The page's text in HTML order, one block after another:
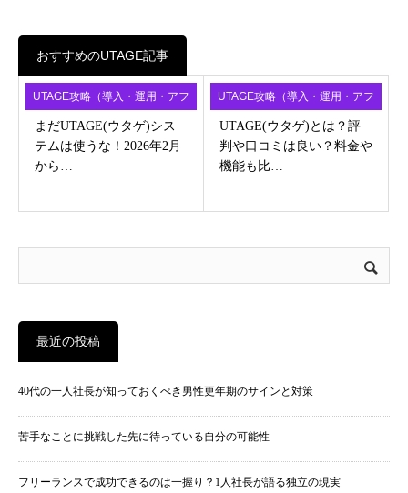
おすすめのUTAGE記事
UTAGE攻略（導入・運用・アフ
ィ）
まだUTAGE(ウタゲ)シス
テムは使うな！2026年2月
から…
UTAGE攻略（導入・運用・アフ
ィ）
UTAGE(ウタゲ)とは？評
判や口コミは良い？料金や
機能も比…
最近の投稿
40代の一人社長が知っておくべき男性更年期のサインと対策
苦手なことに挑戦した先に待っている自分の可能性
フリーランスで成功できるのは一握り？1人社長が語る独立の現実